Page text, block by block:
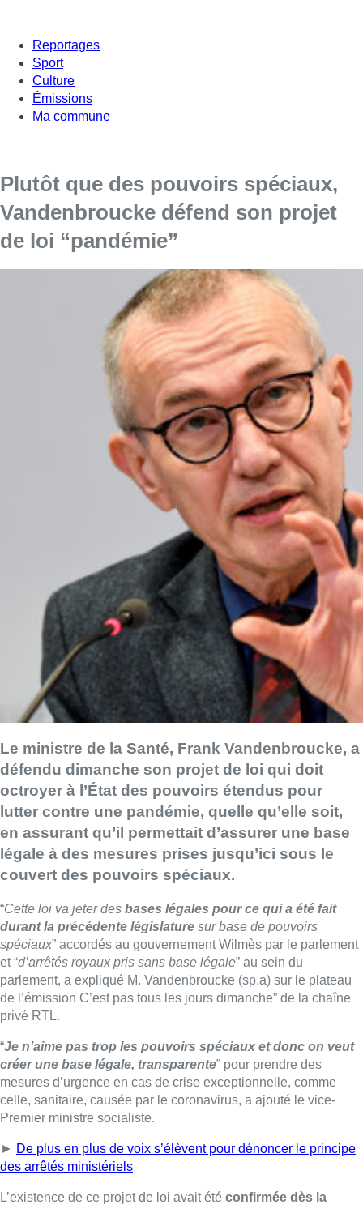
Reportages
Sport
Culture
Émissions
Ma commune
Plutôt que des pouvoirs spéciaux,
Vandenbroucke défend son projet
de loi “pandémie”
Le ministre de la Santé, Frank Vandenbroucke, a
défendu dimanche son projet de loi qui doit
octroyer à l’État des pouvoirs étendus pour
lutter contre une pandémie, quelle qu’elle soit,
en assurant qu’il permettait d’assurer une base
légale à des mesures prises jusqu’ici sous le
couvert des pouvoirs spéciaux.
“Cette loi va jeter des bases légales pour ce qui a été fait
durant la précédente législature sur base de pouvoirs
spéciaux” accordés au gouvernement Wilmès par le parlement
et “d’arrêtés royaux pris sans base légale” au sein du
parlement, a expliqué M. Vandenbroucke (sp.a) sur le plateau
de l’émission C’est pas tous les jours dimanche” de la chaîne
privé RTL.
“Je n’aime pas trop les pouvoirs spéciaux et donc on veut
créer une base légale, transparente” pour prendre des
mesures d’urgence en cas de crise exceptionnelle, comme
celle, sanitaire, causée par le coronavirus, a ajouté le vice-
Premier ministre socialiste.
► De plus en plus de voix s’élèvent pour dénoncer le principe
des arrêtés ministériels
L’existence de ce projet de loi avait été confirmée dès la